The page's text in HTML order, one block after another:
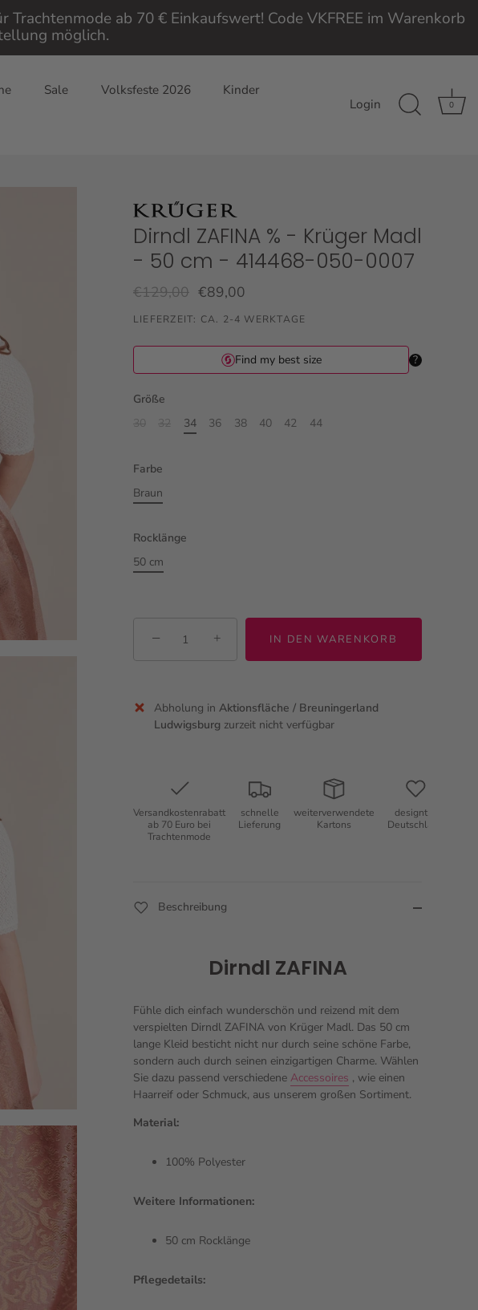
ab 70 € Einkaufswert! Code VKFREE im Warenkorb
möglich.
Sale Volksfeste 2026
Kinder
Login 0
Dirndl ZAFINA % - Krüger Madl
- 50 cm - 414468-050-0007
€129,00 €89,00
LIEFERZEIT: CA. 2-4 WERKTAGE
Größe
30
32 34 36 38 40 42 44
Farbe
Braun
Rocklänge
50 cm
− + IN DEN WARENKORB
Abholung in Aktionsfläche / Breuningerland
Ludwigsburg zurzeit nicht verfügbar
Versandkostenrabatt
ab 70 Euro bei
Trachtenmode
schnelle
Lieferung
weiterverwendete
Kartons
designt in
Deutschland
Beschreibung
Dirndl ZAFINA
Fühle dich einfach wunderschön und reizend mit dem
verspielten Dirndl ZAFINA von Krüger Madl. Das 50 cm
lange Kleid besticht nicht nur durch seine schöne Farbe,
sondern auch durch seinen einzigartigen Charme. Wählen
Sie dazu passend verschiedene Accessoires , wie einen
Haarreif oder Schmuck, aus unserem großen Sortiment.
Material:
100% Polyester
Weitere Informationen:
50 cm Rocklänge
Pflegedetails: